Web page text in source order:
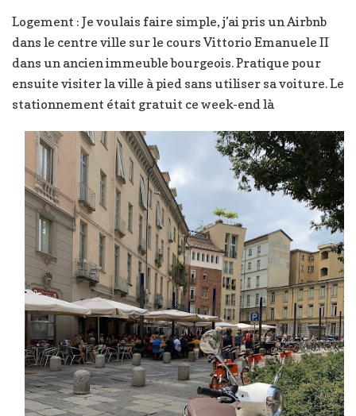
Logement : Je voulais faire simple, j’ai pris un Airbnb
dans le centre ville sur le cours Vittorio Emanuele II
dans un ancien immeuble bourgeois. Pratique pour
ensuite visiter la ville à pied sans utiliser sa voiture. Le
stationnement était gratuit ce week-end là